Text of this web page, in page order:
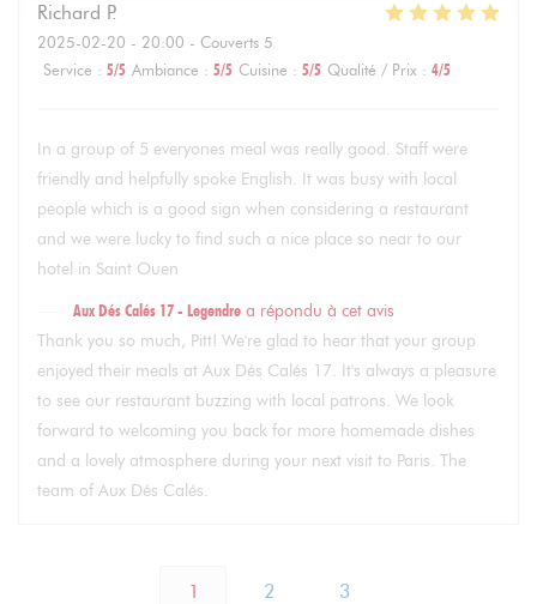
Richard P
2025-02-20 - 20:00 - Couverts 5
Service : 5/5 Ambiance : 5/5 Cuisine : 5/5 Qualité / Prix : 4/5
In a group of 5 everyones meal was really good. Staff were
friendly and helpfully spoke English. It was busy with local
people which is a good sign when considering a restaurant
and we were lucky to find such a nice place so near to our
hotel in Saint Ouen
Aux Dés Calés 17 - Legendre a répondu à cet avis
Thank you so much, Pitt! We're glad to hear that your group
enjoyed their meals at Aux Dés Calés 17. It's always a pleasure
to see our restaurant buzzing with local patrons. We look
forward to welcoming you back for more homemade dishes
and a lovely atmosphere during your next visit to Paris. The
team of Aux Dés Calés.
1 2 3